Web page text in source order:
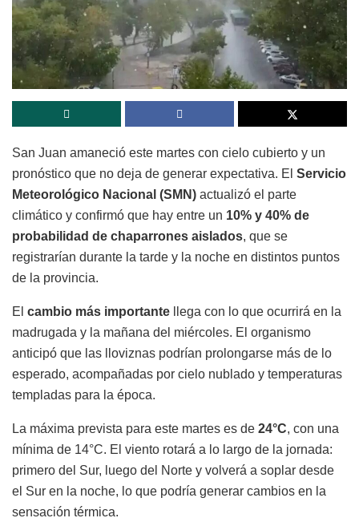
San Juan amaneció este martes con cielo cubierto y un
pronóstico que no deja de generar expectativa. El Servicio
Meteorológico Nacional (SMN) actualizó el parte
climático y confirmó que hay entre un 10% y 40% de
probabilidad de chaparrones aislados, que se
registrarían durante la tarde y la noche en distintos puntos
de la provincia.
El cambio más importante llega con lo que ocurrirá en la
madrugada y la mañana del miércoles. El organismo
anticipó que las lloviznas podrían prolongarse más de lo
esperado, acompañadas por cielo nublado y temperaturas
templadas para la época.
La máxima prevista para este martes es de 24°C, con una
mínima de 14°C. El viento rotará a lo largo de la jornada:
primero del Sur, luego del Norte y volverá a soplar desde
el Sur en la noche, lo que podría generar cambios en la
sensación térmica.